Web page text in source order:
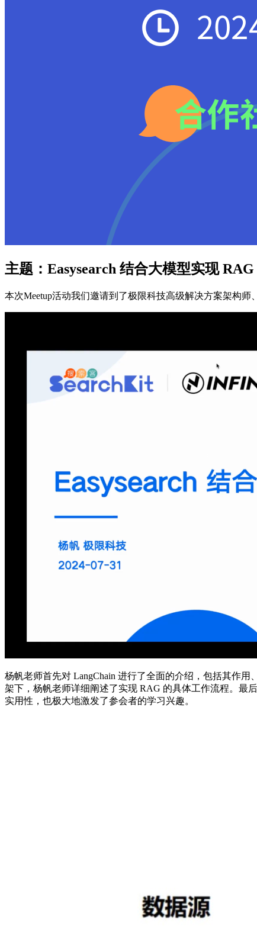
主题：Easysearch 结合大模型实现 RAG
本次Meetup活动我们邀请到了极限科技高级解决方案架构师
杨帆老师首先对 LangChain 进行了全面的介绍，包括其作
架下，杨帆老师详细阐述了实现 RAG 的具体工作流程。最
实用性，也极大地激发了参会者的学习兴趣。